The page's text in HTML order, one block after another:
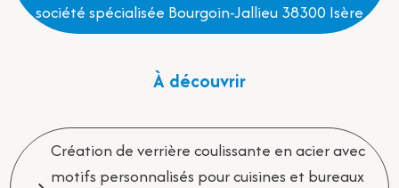
société spécialisée Bourgoin-Jallieu 38300 Isère
À découvrir
Création de verrière coulissante en acier avec
motifs personnalisés pour cuisines et bureaux